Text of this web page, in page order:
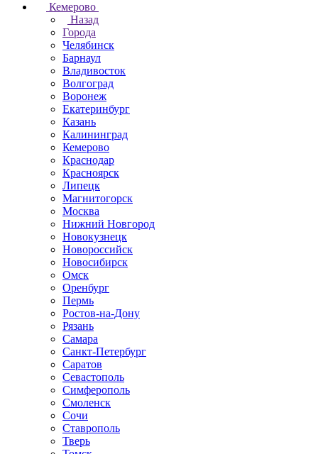
Кемерово
Назад
Города
Челябинск
Барнаул
Владивосток
Волгоград
Воронеж
Екатеринбург
Казань
Калининград
Кемерово
Краснодар
Красноярск
Липецк
Магнитогорск
Москва
Нижний Новгород
Новокузнецк
Новороссийск
Новосибирск
Омск
Оренбург
Пермь
Ростов-на-Дону
Рязань
Самара
Санкт-Петербург
Саратов
Севастополь
Симферополь
Смоленск
Сочи
Ставрополь
Тверь